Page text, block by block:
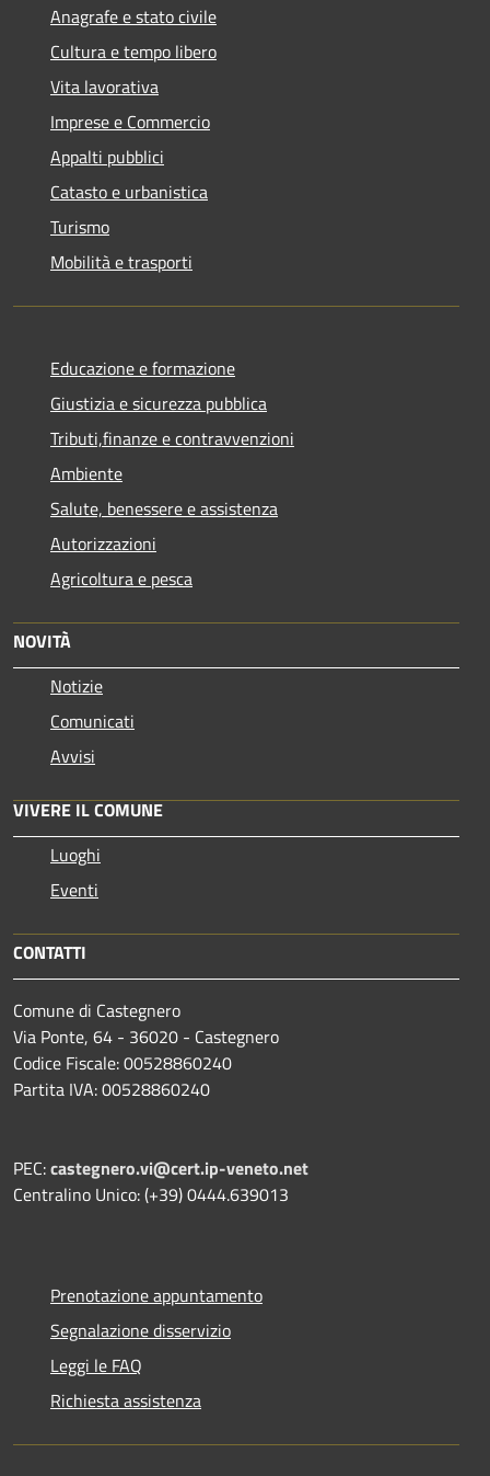
Anagrafe e stato civile
Cultura e tempo libero
Vita lavorativa
Imprese e Commercio
Appalti pubblici
Catasto e urbanistica
Turismo
Mobilità e trasporti
Educazione e formazione
Giustizia e sicurezza pubblica
Tributi,finanze e contravvenzioni
Ambiente
Salute, benessere e assistenza
Autorizzazioni
Agricoltura e pesca
NOVITÀ
Notizie
Comunicati
Avvisi
VIVERE IL COMUNE
Luoghi
Eventi
CONTATTI
Comune di Castegnero
Via Ponte, 64 - 36020 - Castegnero
Codice Fiscale: 00528860240
Partita IVA: 00528860240
PEC:castegnero.vi@cert.ip-veneto.net
Centralino Unico: (+39) 0444.639013
Prenotazione appuntamento
Segnalazione disservizio
Leggi le FAQ
Richiesta assistenza